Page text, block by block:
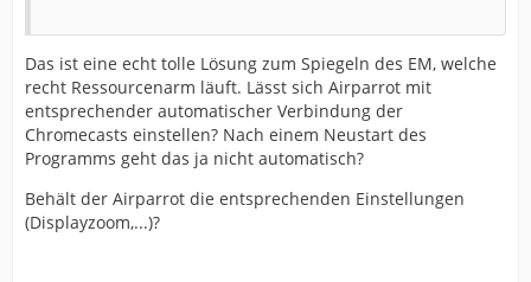
Das ist eine echt tolle Lösung zum Spiegeln des EM, welche
recht Ressourcenarm läuft. Lässt sich Airparrot mit
entsprechender automatischer Verbindung der
Chromecasts einstellen? Nach einem Neustart des
Programms geht das ja nicht automatisch?
Behält der Airparrot die entsprechenden Einstellungen
(Displayzoom,...)?